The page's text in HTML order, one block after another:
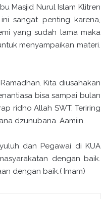
Masjid Nurul Islam Klitren
sangat penting karena,
yang sudah lama maka
menyampaikan materi.
Kita diusahakan
bisa sampai bulan
ridho Allah SWT. Teriring
dzunubana. Aamiin.
dan Pegawai di KUA
dengan baik.
dengan baik.( Imam)